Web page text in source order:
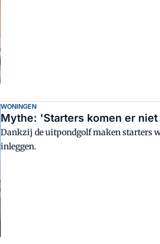
WONINGEN
Mythe: 'Starters komen er
Dankzij de uitpondgolf maken starters
inleggen.